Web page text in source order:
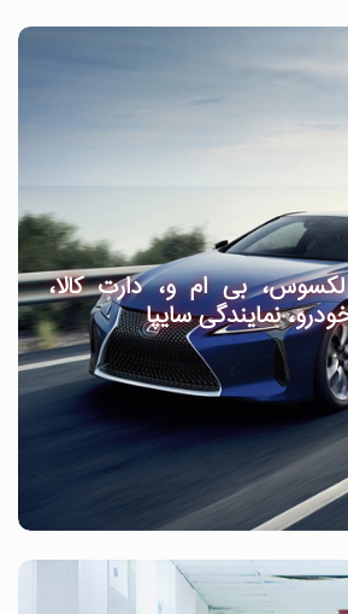
بی ام و، دارت کالا،
نمایندگی سایپا